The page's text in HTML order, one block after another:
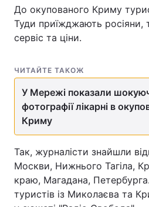
Головна
Україна
Техно і зв'язок
Зброя
Здоров'я
Цікавинки
До окупованого Криму
Туди приїжджають росіяни,
сервіс та ціни.
ЧИТАЙТЕ ТАКОЖ
У Мережі показали
фотографії лікарні в
Криму
Так, журналісти знайшли
Москви, Нижнього Тагіла,
краю, Магадана,
туристів із Миколаєва та